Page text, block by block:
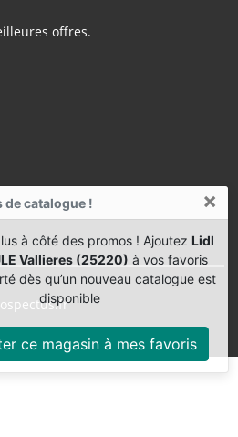
de catalogue ! ×
à côté des promos ! Ajoutez Lidl
Vallieres (25220) à vos favoris
dès qu’un nouveau catalogue est
disponible
ce magasin à mes favoris
offres.